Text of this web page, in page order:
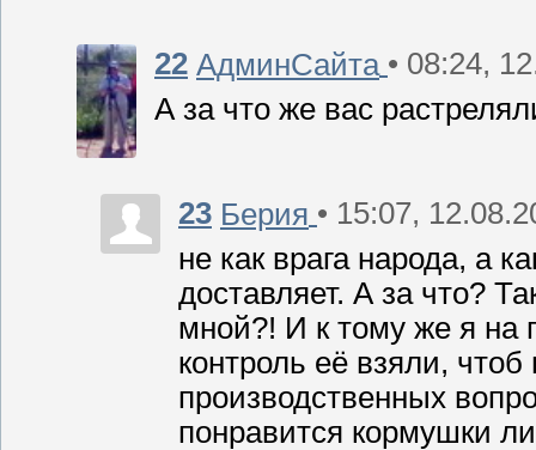
22 АдминСайта • 08:24,
А за что же вас
23 Берия • 15:07,
не как врага народа, а
доставляет. А за что?
мной?! И к тому же я на
контроль её взяли,
производственных
понравится кормушки